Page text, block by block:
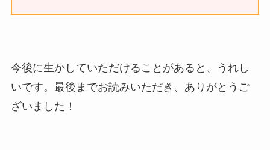
今後に生かしていただけることがあると、うれし
いです。最後までお読みいただき、ありがとうご
ざいました！